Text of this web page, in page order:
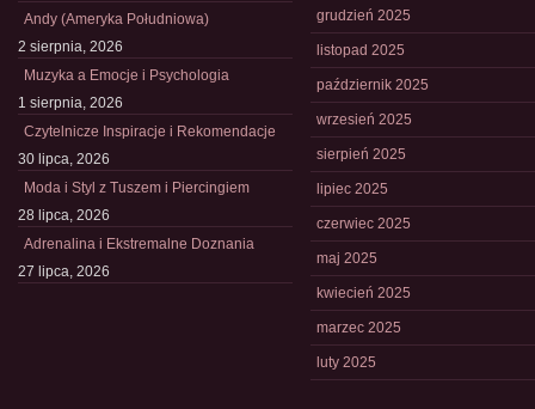
Andy (Ameryka Południowa)
2 sierpnia, 2026
Muzyka a Emocje i Psychologia
1 sierpnia, 2026
Czytelnicze Inspiracje i Rekomendacje
30 lipca, 2026
Moda i Styl z Tuszem i Piercingiem
28 lipca, 2026
Adrenalina i Ekstremalne Doznania
27 lipca, 2026
grudzień 2025
listopad 2025
październik 2025
wrzesień 2025
sierpień 2025
lipiec 2025
czerwiec 2025
maj 2025
kwiecień 2025
marzec 2025
luty 2025